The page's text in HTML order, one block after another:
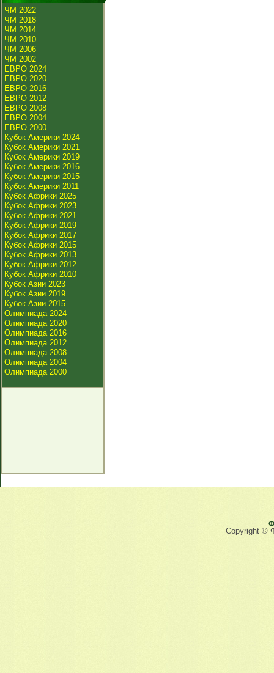
ЧМ 2022
ЧМ 2018
ЧМ 2014
ЧМ 2010
ЧМ 2006
ЧМ 2002
ЕВРО 2024
ЕВРО 2020
ЕВРО 2016
ЕВРО 2012
ЕВРО 2008
ЕВРО 2004
ЕВРО 2000
Кубок Америки 2024
Кубок Америки 2021
Кубок Америки 2019
Кубок Америки 2016
Кубок Америки 2015
Кубок Америки 2011
Кубок Африки 2025
Кубок Африки 2023
Кубок Африки 2021
Кубок Африки 2019
Кубок Африки 2017
Кубок Африки 2015
Кубок Африки 2013
Кубок Африки 2012
Кубок Африки 2010
Кубок Азии 2023
Кубок Азии 2019
Кубок Азии 2015
Олимпиада 2024
Олимпиада 2020
Олимпиада 2016
Олимпиада 2012
Олимпиада 2008
Олимпиада 2004
Олимпиада 2000
Copyright ©